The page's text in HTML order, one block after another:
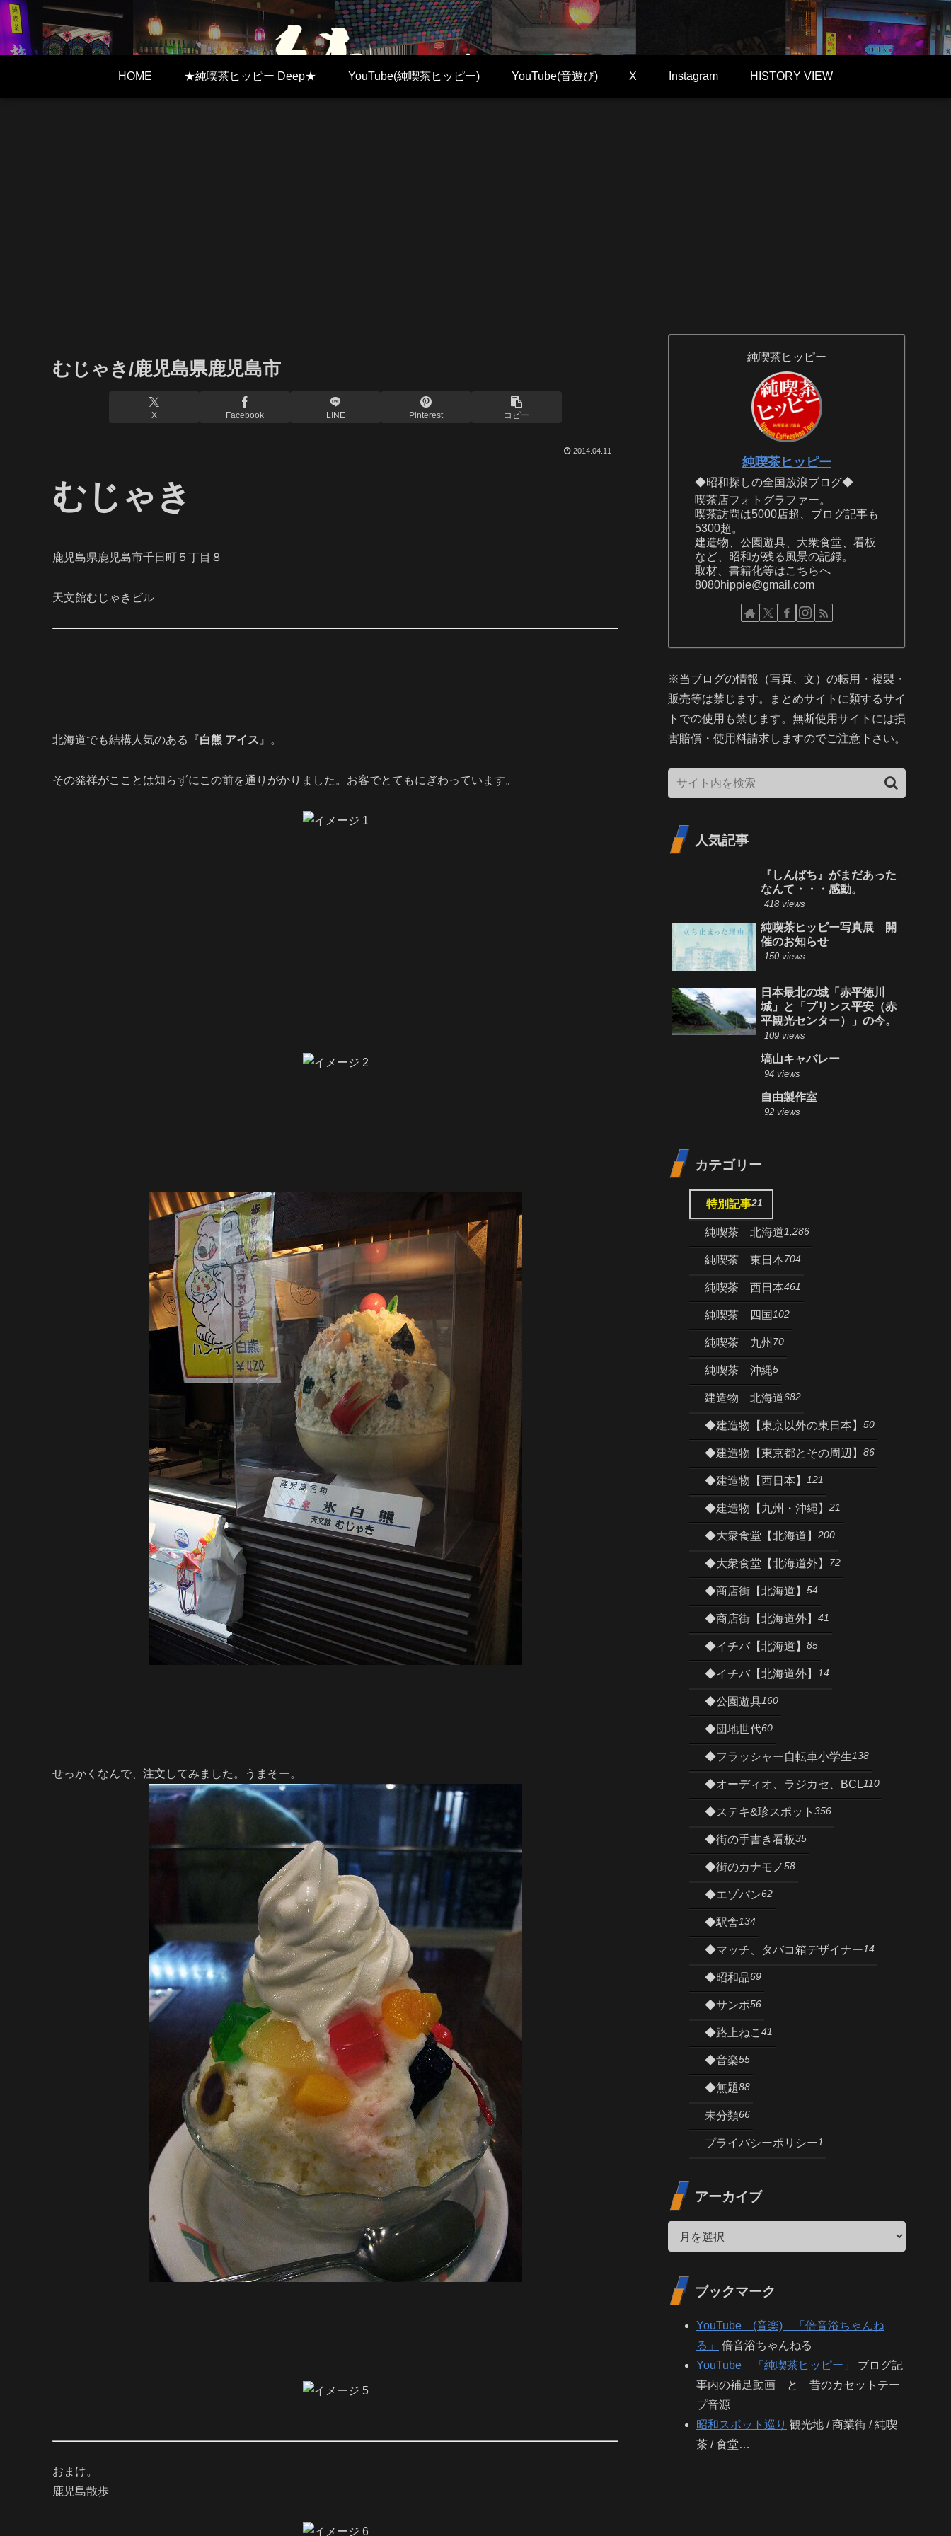
HOME ★純喫茶ヒッピー Deep★ YouTube(純喫茶ヒッピー) YouTube(音遊び) X Instagram HISTORY VIEW
むじゃき/鹿児島県鹿児島市
X Facebook LINE Pinterest コピー
2014.04.11
むじゃき
鹿児島県鹿児島市千日町５丁目８
天文館むじゃきビル
北海道でも結構人気のある『白熊 アイス 』。
その発祥がこことは知らずにこの前を通りがかりました。お客でとてもにぎわっています。
せっかくなんで、注文してみました。うまそー。
おまけ。
鹿児島散歩
純喫茶ヒッピー
純喫茶ヒッピー
◆昭和探しの全国放浪ブログ◆
喫茶店フォトグラファー。
喫茶訪問は5000店超、ブログ記事も
5300超。
建造物、公園遊具、大衆食堂、看板
など、昭和が残る風景の記録。
取材、書籍化等はこちらへ
8080hippie@gmail.com
※当ブログの情報（写真、文）の転用・複製・
販売等は禁じます。まとめサイトに類するサイ
トでの使用も禁じます。無断使用サイトには損
害賠償・使用料請求しますのでご注意下さい。
人気記事
『しんぱち』がまだあった
なんて・・・感動。
418 views
純喫茶ヒッピー写真展 開
催のお知らせ
150 views
日本最北の城「赤平徳川
城」と「プリンス平安（赤
平観光センター）」の今。
109 views
塙山キャバレー
94 views
自由製作室
92 views
カテゴリー
特別記事21
純喫茶 北海道1,286
純喫茶 東日本704
純喫茶 西日本461
純喫茶 四国 102
純喫茶 九州 70
純喫茶 沖縄5
建造物 北海道682
◆建造物【東京以外の東日本】 50
◆建造物【東京都とその周辺】 86
◆建造物【西日本】 121
◆建造物【九州・沖縄】 21
◆大衆食堂【北海道】 200
◆大衆食堂【北海道外】 72
◆商店街【北海道】 54
◆商店街【北海道外】 41
◆イチバ【北海道】 85
◆イチバ【北海道外】 14
◆公園遊具160
◆団地世代60
◆フラッシャー自転車小学生138
◆オーディオ、ラジカセ、BCL110
◆ステキ&珍スポット 356
◆街の手書き看板35
◆街のカナモノ58
◆エゾパン62
◆駅舎134
◆マッチ、タバコ箱デザイナー14
◆昭和品69
◆サンポ56
◆路上ねこ 41
◆音楽55
◆無題88
未分類66
プライバシーポリシー1
アーカイブ
ブックマーク
YouTube (音楽) 「倍音浴ちゃんね
る」
倍音浴ちゃんねる
YouTube 「純喫茶ヒッピー」
ブログ記
事内の補足動画 と 昔のカセットテー
プ音源
昭和スポット巡り 観光地 / 商業街 / 純喫
茶 / 食堂…